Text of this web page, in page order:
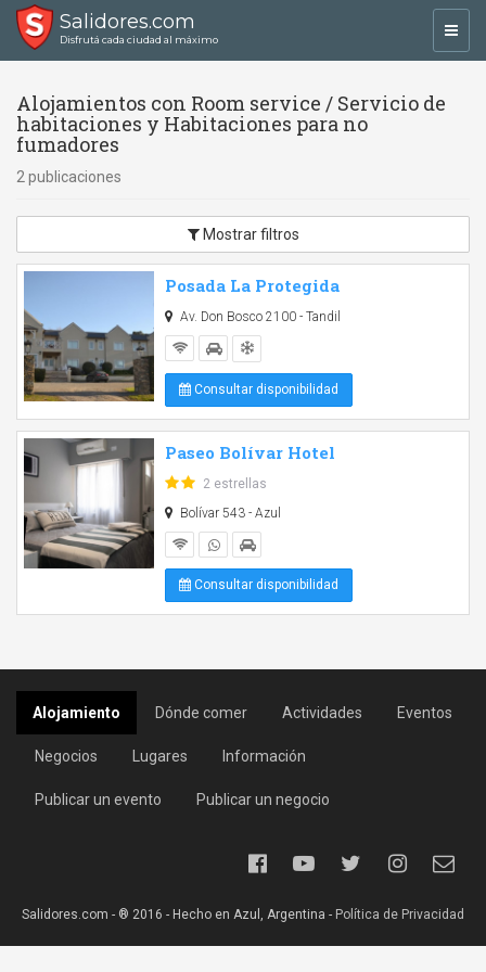
Salidores.com
Disfrutá cada ciudad al máximo
Alojamientos con Room service / Servicio de
habitaciones y Habitaciones para no
fumadores
2 publicaciones
Mostrar filtros
Posada La Protegida
Av. Don Bosco 2100 - Tandil
Consultar disponibilidad
Paseo Bolívar Hotel
2 estrellas
Bolívar 543 - Azul
Consultar disponibilidad
Alojamiento Dónde comer Actividades Eventos
Negocios Lugares Información
Publicar un evento Publicar un negocio
Salidores.com - ® 2016 - Hecho en Azul, Argentina - Política de Privacidad